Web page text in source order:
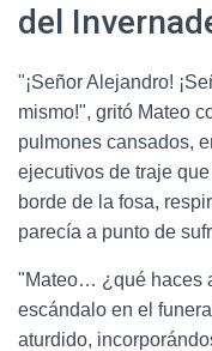
del
"¡Señor Alejandro!
mismo!", gritó Mateo
pulmones cansados,
ejecutivos de traje
borde de la fosa,
parecía a punto de
"Mateo… ¿qué haces
escándalo en el
aturdido,